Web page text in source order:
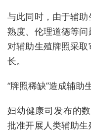
与此同时，由于辅
熟度、伦理道德等问
对辅助生殖牌照采
长。
“牌照稀缺”造成辅助
妇幼健康司发布的
批准开展人类辅助